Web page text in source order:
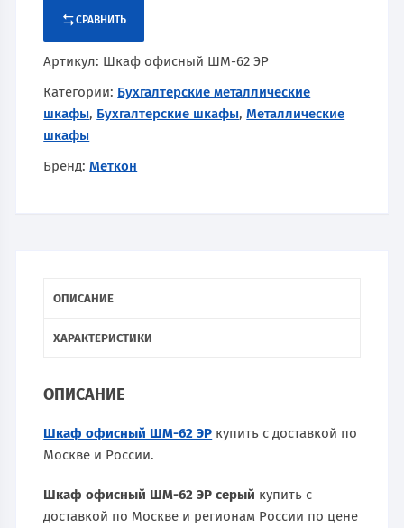
СРАВНИТЬ
Артикул: Шкаф офисный ШМ-62 ЭР
Категории: Бухгалтерские металлические
шкафы, Бухгалтерские шкафы,Металлические
шкафы
Бренд:Меткон
ОПИСАНИЕ
ХАРАКТЕРИСТИКИ
ОПИСАНИЕ
Шкаф офисный ШМ-62 ЭР купить с доставкой по
Москве и России.
Шкаф офисный ШМ-62 ЭР серый купить с
доставкой по Москве и регионам России по цене